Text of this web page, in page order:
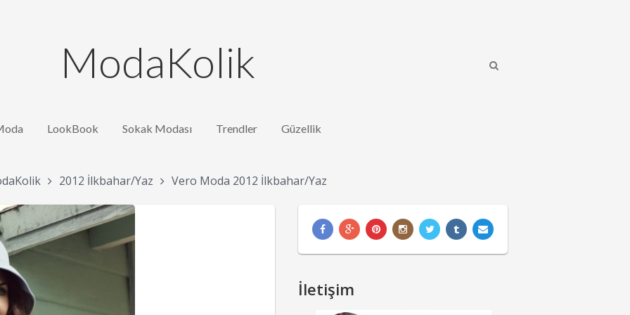
ModaKolik
LookBook Sokak Modası Trendler Güzellik
2012 İlkbahar/Yaz Vero Moda 2012 İlkbahar/Yaz
İletişim